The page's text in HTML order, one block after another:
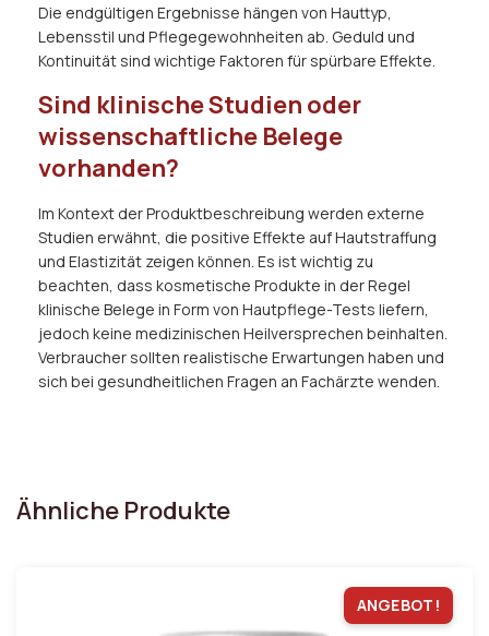
Die endgültigen Ergebnisse hängen von Hauttyp,
Lebensstil und Pflegegewohnheiten ab. Geduld und
Kontinuität sind wichtige Faktoren für spürbare Effekte.
Sind klinische Studien oder
wissenschaftliche Belege
vorhanden?
Im Kontext der Produktbeschreibung werden externe
Studien erwähnt, die positive Effekte auf Hautstraffung
und Elastizität zeigen können. Es ist wichtig zu
beachten, dass kosmetische Produkte in der Regel
klinische Belege in Form von Hautpflege-Tests liefern,
jedoch keine medizinischen Heilversprechen beinhalten.
Verbraucher sollten realistische Erwartungen haben und
sich bei gesundheitlichen Fragen an Fachärzte wenden.
Ähnliche Produkte
ANGEBOT!